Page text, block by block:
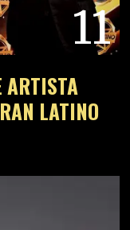
11
ARTISTA
LATINO